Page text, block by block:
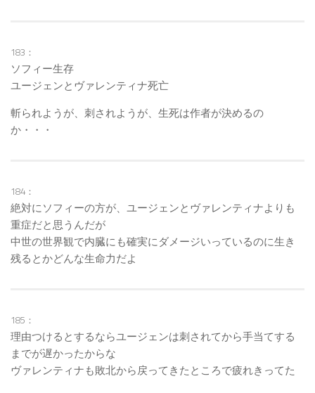
183：
ソフィー生存
ユージェンとヴァレンティナ死亡
斬られようが、刺されようが、生死は作者が決めるの
か・・・
184：
絶対にソフィーの方が、ユージェンとヴァレンティナよりも
重症だと思うんだが
中世の世界観で内臓にも確実にダメージいっているのに生き
残るとかどんな生命力だよ
185：
理由つけるとするならユージェンは刺されてから手当てする
までが遅かったからな
ヴァレンティナも敗北から戻ってきたところで疲れきってた